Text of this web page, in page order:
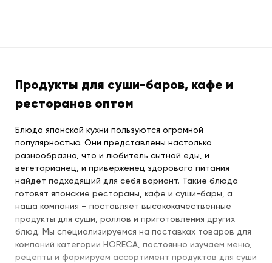
Продукты для суши-баров, кафе и
ресторанов оптом
Блюда японской кухни пользуются огромной
популярностью. Они представлены настолько
разнообразно, что и любитель сытной еды, и
вегетарианец, и приверженец здорового питания
найдет подходящий для себя вариант. Такие блюда
готовят японские рестораны, кафе и суши-бары, а
наша компания – поставляет высококачественные
продукты для суши, роллов и приготовления других
блюд. Мы специализируемся на поставках товаров для
компаний категории HORECA, постоянно изучаем меню,
рецепты и формируем ассортимент продуктов для суши